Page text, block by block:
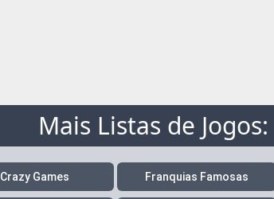
Mais Listas de Jogos:
Crazy Games Franquias Famosas